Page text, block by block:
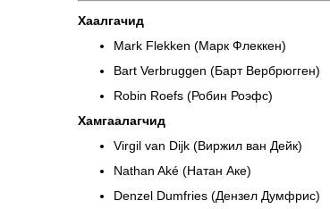
Хаалгачид
Mark Flekken (Марк Флеккен)
Bart Verbruggen (Барт Вербрюгген)
Robin Roefs (Робин Роэфс)
Хамгаалагчид
Virgil van Dijk (Виржил ван Дейк)
Nathan Aké (Натан Аке)
Denzel Dumfries (Дензел Думфрис)